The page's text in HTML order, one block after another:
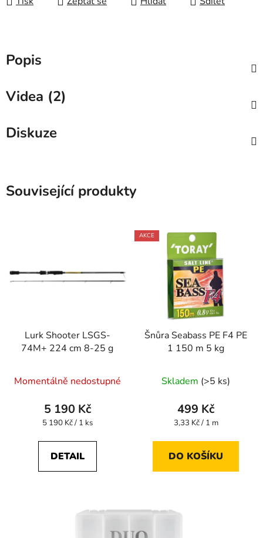
Popis
Videa (2)
Diskuze
Související produkty
Lurk Shooter LSGS-
74M+ 224 cm 8-25 g
Momentálně nedostupné
5 190 Kč
Měrná
5 190 Kč / 1 ks
DETAIL
AKCE
Šnůra Seabass PE F4 PE
1 150 m 5 kg
Skladem (>5 ks)
499 Kč
Měrná
3,33 Kč / 1 m
DO KOŠÍKU